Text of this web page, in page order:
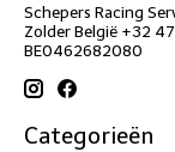
Schepers Racing
Zolder België +32
BE0462682080
Categorieën